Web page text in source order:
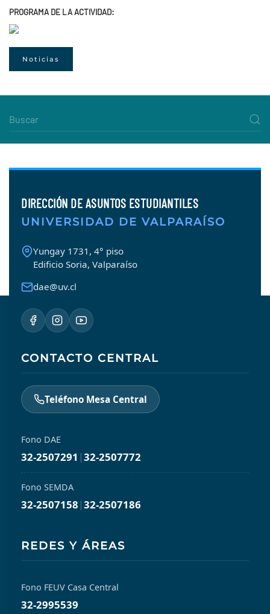
PROGRAMA DE LA ACTIVIDAD:
Noticias
DIRECCIÓN DE ASUNTOS ESTUDIANTILES
UNIVERSIDAD DE VALPARAÍSO
Yungay 1731, 4° piso
Edificio Soria, Valparaíso
dae@uv.cl
CONTACTO CENTRAL
Teléfono Mesa Central
Fono DAE
32-2507291 |32-2507772
Fono SEMDA
32-2507158 |32-2507186
REDES Y ÁREAS
Fono FEUV Casa Central
32-2995539